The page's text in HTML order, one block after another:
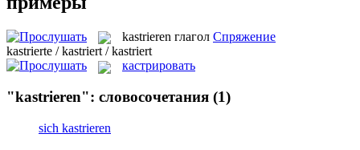
kastrieren глагол Спряжение
kastrierte / kastriert / kastriert
кастрировать
"kastrieren": словосочетания (1)
sich kastrieren